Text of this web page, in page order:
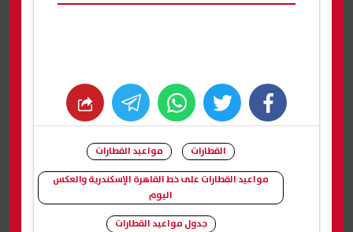
facebook
twitter
whats
القطارات
مواعيد القطارات
مواعيد القطارات على خط القاهرة الإسكندرية والعكس
اليوم
جدول مواعيد القطارات